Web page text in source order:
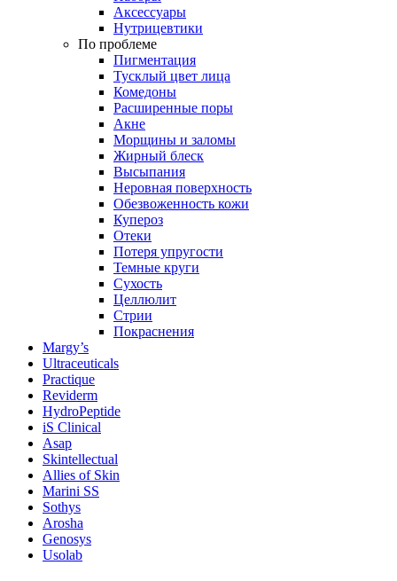
Аксессуары
Нутрицевтики
По проблеме
Пигментация
Тусклый цвет лица
Комедоны
Расширенные поры
Акне
Морщины и заломы
Жирный блеск
Высыпания
Неровная поверхность
Обезвоженность кожи
Купероз
Отеки
Потеря упругости
Темные круги
Сухость
Целлюлит
Стрии
Покраснения
Margy’s
Ultraceuticals
Practique
Reviderm
HydroPeptide
iS Clinical
Asap
Skintellectual
Allies of Skin
Marini SS
Sothys
Arosha
Genosys
Usolab